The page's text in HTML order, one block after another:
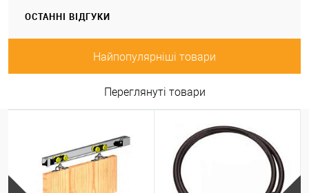
ОСТАННІ ВІДГУКИ
Найпопулярніші товари
Переглянуті товари